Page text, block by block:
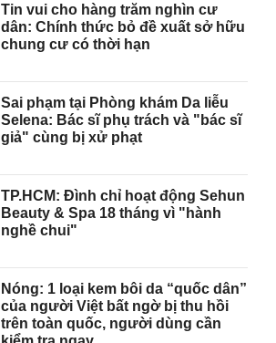
Tin vui cho hàng trăm nghìn cư
dân: Chính thức bỏ đề xuất sở hữu
chung cư có thời hạn
Sai phạm tại Phòng khám Da liễu
Selena: Bác sĩ phụ trách và "bác sĩ
giả" cùng bị xử phạt
TP.HCM: Đình chỉ hoạt động Sehun
Beauty & Spa 18 tháng vì "hành
nghề chui"
Nóng: 1 loại kem bôi da “quốc dân”
của người Việt bất ngờ bị thu hồi
trên toàn quốc, người dùng cần